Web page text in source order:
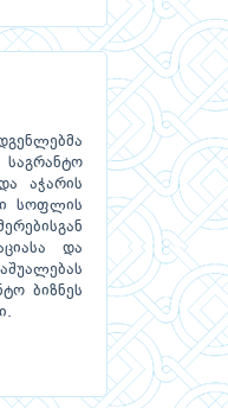
აჭარის
სოფლის
და
ბიზნეს